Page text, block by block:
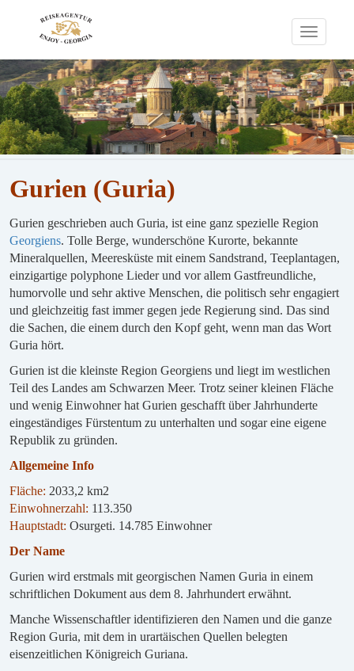
Toggle
Gurien (Guria)
Gurien geschrieben auch Guria, ist eine ganz spezielle Region
Georgiens. Tolle Berge, wunderschöne Kurorte, bekannte
Mineralquellen, Meeresküste mit einem Sandstrand, Teeplantagen,
einzigartige polyphone Lieder und vor allem Gastfreundliche,
humorvolle und sehr aktive Menschen, die politisch sehr engagiert
und gleichzeitig fast immer gegen jede Regierung sind. Das sind
die Sachen, die einem durch den Kopf geht, wenn man das Wort
Guria hört.
Gurien ist die kleinste Region Georgiens und liegt im westlichen
Teil des Landes am Schwarzen Meer. Trotz seiner kleinen Fläche
und wenig Einwohner hat Gurien geschafft über Jahrhunderte
eingeständiges Fürstentum zu unterhalten und sogar eine eigene
Republik zu gründen.
Allgemeine Info
Fläche: 2033,2 km2
Einwohnerzahl: 113.350
Hauptstadt: Osurgeti. 14.785 Einwohner
Der Name
Gurien wird erstmals mit georgischen Namen Guria in einem
schriftlichen Dokument aus dem 8. Jahrhundert erwähnt.
Manche Wissenschaftler identifizieren den Namen und die ganze
Region Guria, mit dem in urartäischen Quellen belegten
eisenzeitlichen Königreich Guriana.